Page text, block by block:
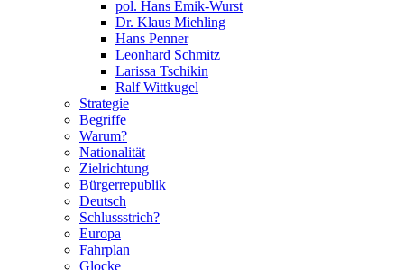
pol. Hans Emik-Wurst
Dr. Klaus Miehling
Hans Penner
Leonhard Schmitz
Larissa Tschikin
Ralf Wittkugel
Strategie
Begriffe
Warum?
Nationalität
Zielrichtung
Bürgerrepublik
Deutsch
Schlussstrich?
Europa
Fahrplan
Glocke